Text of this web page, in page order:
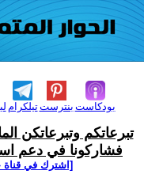
تيلكرامبنترست بودكاست
تبرعاتكم وتبرعاتكن
فشاركونا في دعم
[اشترك في قناة